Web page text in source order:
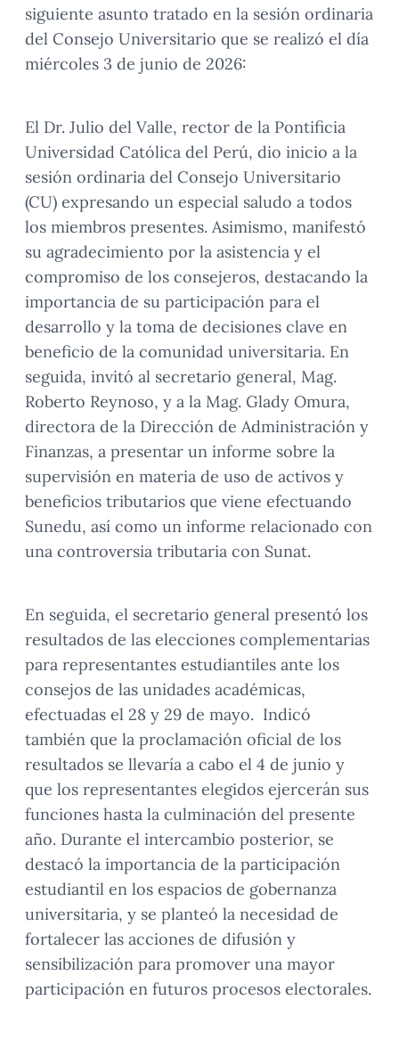
siguiente asunto tratado en la sesión ordinaria
del Consejo Universitario que se realizó el día
miércoles 3 de junio de 2026:
El Dr. Julio del Valle, rector de la Pontificia
Universidad Católica del Perú, dio inicio a la
sesión ordinaria del Consejo Universitario
(CU) expresando un especial saludo a todos
los miembros presentes. Asimismo, manifestó
su agradecimiento por la asistencia y el
compromiso de los consejeros, destacando la
importancia de su participación para el
desarrollo y la toma de decisiones clave en
beneficio de la comunidad universitaria. En
seguida, invitó al secretario general, Mag.
Roberto Reynoso, y a la Mag. Glady Omura,
directora de la Dirección de Administración y
Finanzas, a presentar un informe sobre la
supervisión en materia de uso de activos y
beneficios tributarios que viene efectuando
Sunedu, así como un informe relacionado con
una controversia tributaria con Sunat.
En seguida, el secretario general presentó los
resultados de las elecciones complementarias
para representantes estudiantiles ante los
consejos de las unidades académicas,
efectuadas el 28 y 29 de mayo. Indicó
también que la proclamación oficial de los
resultados se llevaría a cabo el 4 de junio y
que los representantes elegidos ejercerán sus
funciones hasta la culminación del presente
año. Durante el intercambio posterior, se
destacó la importancia de la participación
estudiantil en los espacios de gobernanza
universitaria, y se planteó la necesidad de
fortalecer las acciones de difusión y
sensibilización para promover una mayor
participación en futuros procesos electorales.